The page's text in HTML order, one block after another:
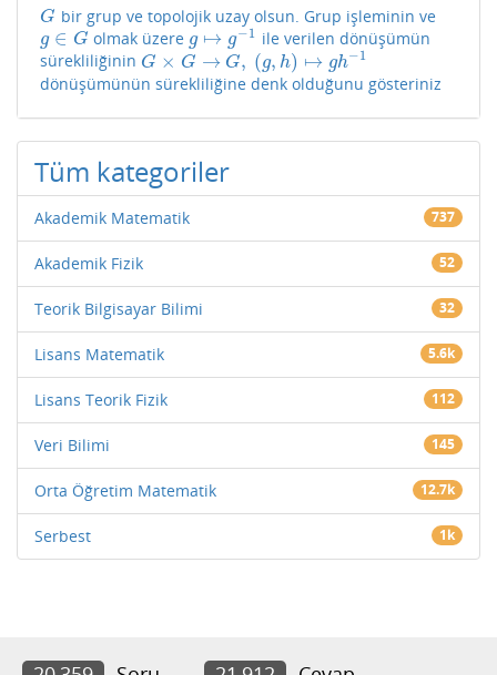
G
G bir grup ve topolojik uzay olsun. Grup işleminin ve
g ∈ G
g∈G olmak üzere g ↦ g−1
g↦g−1
ile verilen dönüşümün
sürekliliğinin G × G → G, (g, h) ↦ gh−1
G× G→G (g, h)↦ gh− 1
dönüşümünün sürekliliğine denk olduğunu gösteriniz
Tüm kategoriler
Akademik Matematik 737
Akademik Fizik 52
Teorik Bilgisayar Bilimi 32
Lisans Matematik 5.6k
Lisans Teorik Fizik 112
Veri Bilimi 145
Orta Öğretim Matematik 12.7k
Serbest 1k